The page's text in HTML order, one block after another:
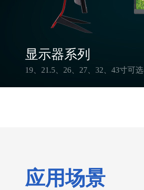
显示器系列
19、21.5、26、27、32、43寸可选
应用场景